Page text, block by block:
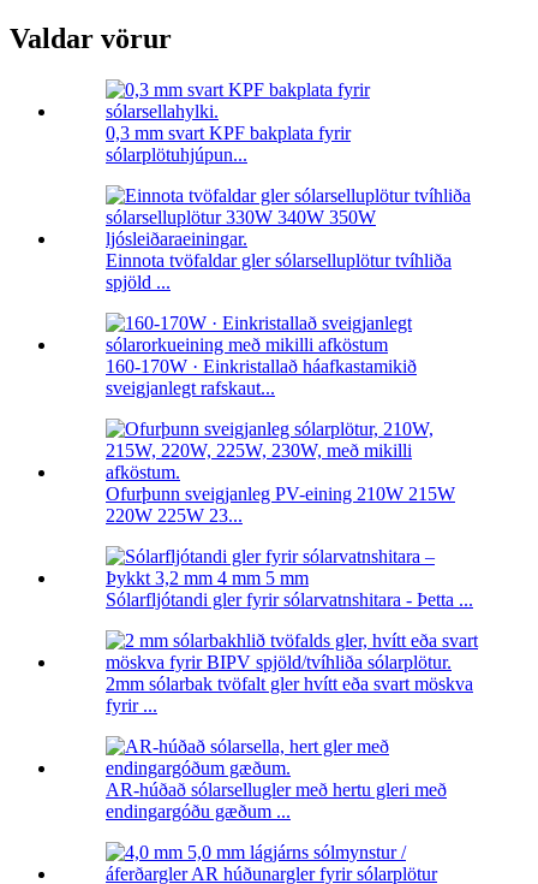
Valdar vörur
0,3 mm svart KPF bakplata fyrir
sólarplötuhjúpun...
Einnota tvöfaldar gler sólarselluplötur tvíhliða
spjöld ...
160-170W · Einkristallað háafkastamikið
sveigjanlegt rafskaut...
Ofurþunn sveigjanleg PV-eining 210W 215W
220W 225W 23...
Sólarfljótandi gler fyrir sólarvatnshitara - Þetta ...
2mm sólarbak tvöfalt gler hvítt eða svart möskva
fyrir ...
AR-húðað sólarsellugler með hertu gleri með
endingargóðu gæðum ...